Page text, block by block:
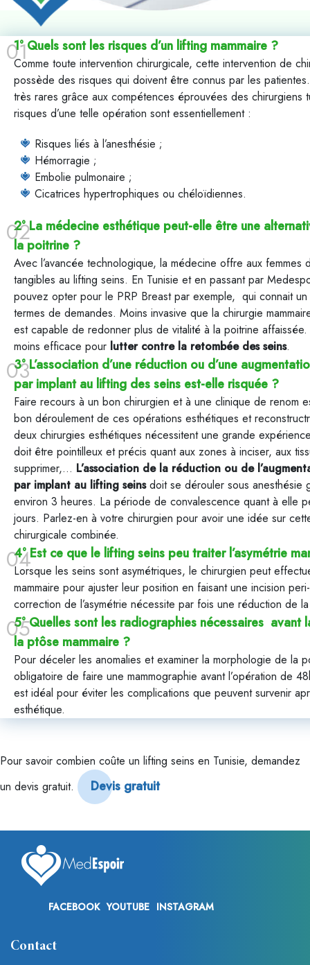
1° Quels sont les risques d’un lifting mammaire ?
Comme toute intervention chirurgicale, cette intervention de
possède des risques qui doivent être connus par les
très rares grâce aux compétences éprouvées des chirurgiens
risques d’une telle opération sont essentiellement :
Risques liés à l’anesthésie ;
Hémorragie ;
Embolie pulmonaire ;
Cicatrices hypertrophiques ou chéloïdiennes.
2° La médecine esthétique peut-elle être une
la poitrine ?
Avec l’avancée technologique, la médecine offre aux femmes
tangibles au lifting seins. En Tunisie et en passant par
pouvez opter pour le PRP Breast par exemple, qui connait
termes de demandes. Moins invasive que la chirurgie
est capable de redonner plus de vitalité à la poitrine
moins efficace pour lutter contre la retombée des seins.
3° L’association d’une réduction ou d’une
par implant au lifting des seins est-elle risquée ?
Faire recours à un bon chirurgien et à une clinique de renom
bon déroulement de ces opérations esthétiques et
deux chirurgies esthétiques nécessitent une grande
doit être pointilleux et précis quant aux zones à inciser, aux
supprimer,… L’association de la réduction ou de
par implant au lifting seinsdoit se dérouler sous anesthésie
environ 3 heures. La période de convalescence quant à elle
jours. Parlez-en à votre chirurgien pour avoir une idée sur
chirurgicale combinée.
4° Est ce que le lifting seins peu traiter l’asymétrie
Lorsque les seins sont asymétriques, le chirurgien peut
mammaire pour ajuster leur position en faisant une incision
correction de l’asymétrie nécessite par fois une réduction de
5° Quelles sont les radiographies nécessaires avant
la ptôse mammaire ?
Pour déceler les anomalies et examiner la morphologie de la
obligatoire de faire une mammographie avant l’opération de
est idéal pour éviter les complications que peuvent survenir
esthétique.
Pour savoir combien coûte un lifting seins en Tunisie, demandez
un devis gratuit.
Devis gratuit
FACEBOOK YOUTUBE INSTAGRAM
Contact